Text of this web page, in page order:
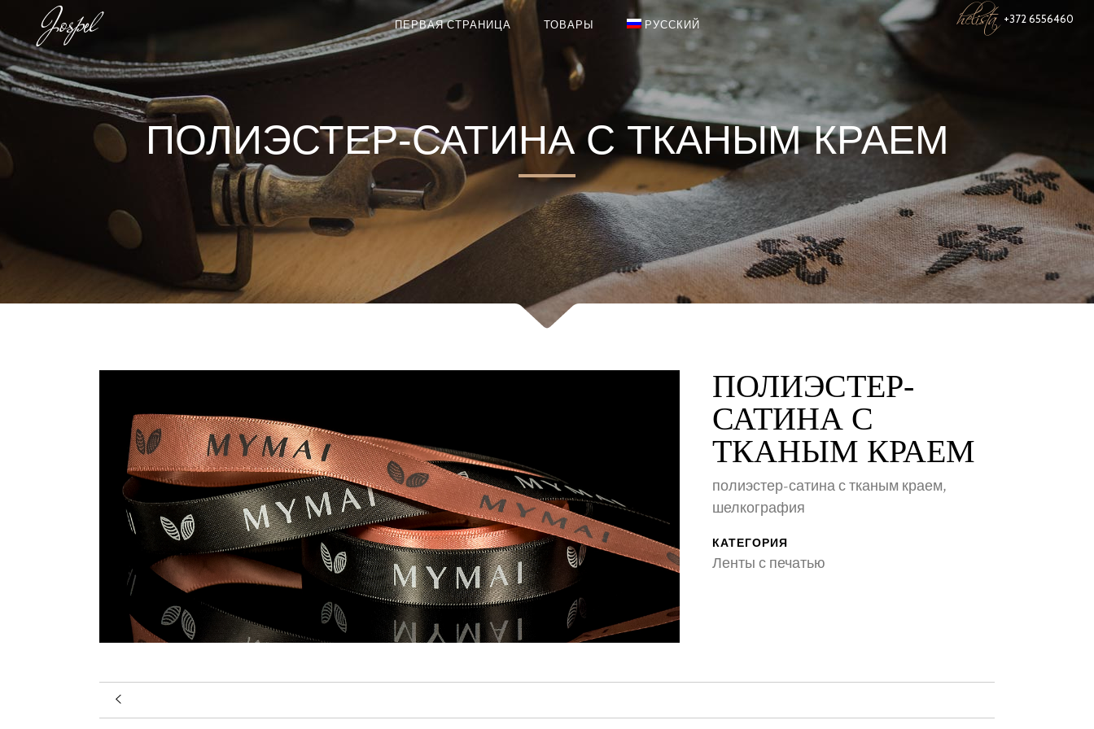
ПЕРВАЯ СТРАНИЦА ТОВАРЫ РУССКИЙ helista +372 6556460
ПОЛИЭСТЕР-САТИНА С ТКАНЫМ КРАЕМ
ПОЛИЭСТЕР-
САТИНА С
ТКАНЫМ КРАЕМ
полиэстер-сатина с тканым краем,
шелкография
КАТЕГОРИЯ
Ленты с печатью